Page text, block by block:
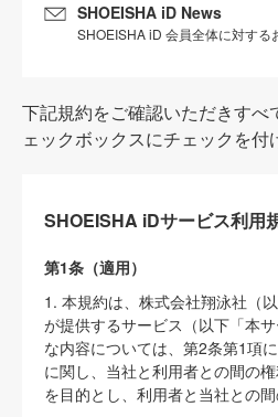
SHOEISHA iD News
SHOEISHA iD 会員全体に対する
下記規約をご確認いただきすべ
ェックボックスにチェックを付
SHOEISHA iDサービス利用
第1条（適用）
1. 本規約は、株式会社翔泳社（
が提供するサービス（以下「本
な内容については、第2条第1項
に関し、当社と利用者との間の
を目的とし、利用者と当社との間